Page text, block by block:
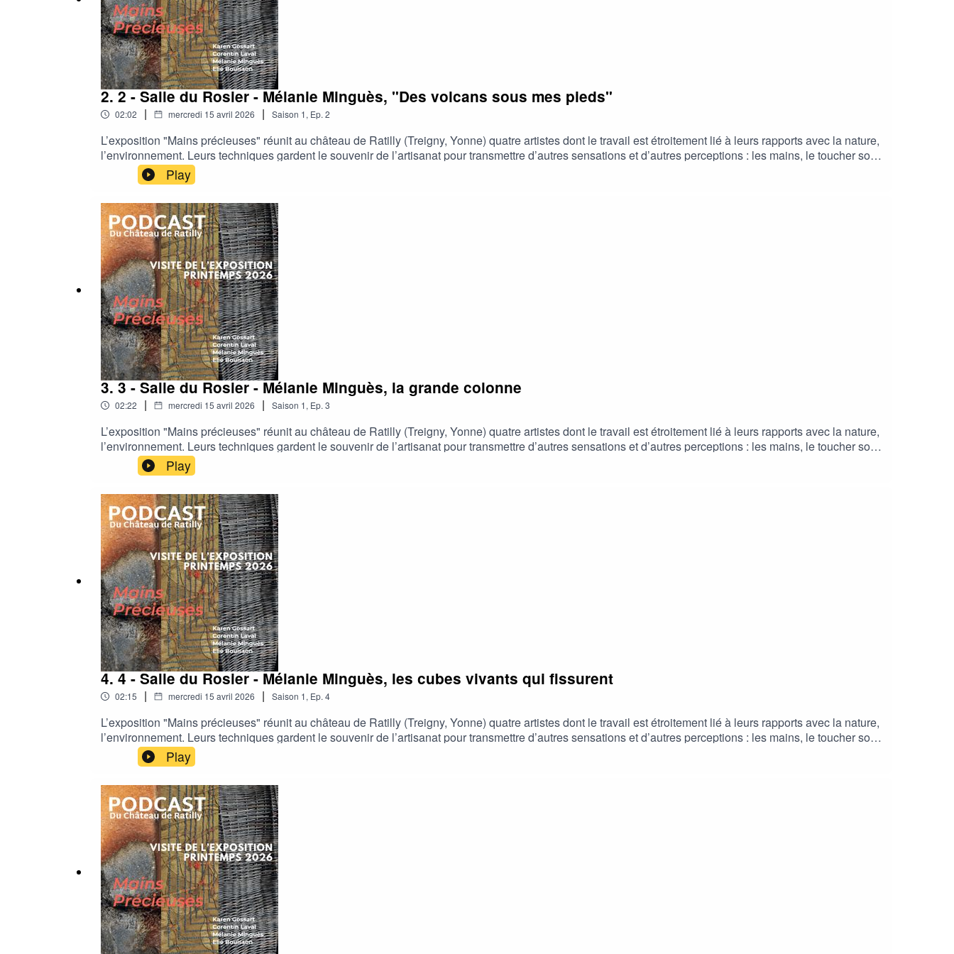
2. 2 - Salle du Rosier - Mélanie Minguès, "Des volcans sous mes pieds"
02:02 | mercredi 15 avril 2026 | Saison 1, Ep. 2
L’exposition "Mains précieuses" réunit au château de Ratilly (Treigny, Yonne) quatre artistes dont le travail est étroitement lié à leurs rapports avec la nature,
l’environnement. Leurs techniques gardent le souvenir de l’artisanat pour transmettre d’autres sensations et d’autres perceptions : les mains, le toucher sont
essentiels dans leur processus de création.
Play
3. 3 - Salle du Rosier - Mélanie Minguès, la grande colonne
02:22 | mercredi 15 avril 2026 | Saison 1, Ep. 3
L’exposition "Mains précieuses" réunit au château de Ratilly (Treigny, Yonne) quatre artistes dont le travail est étroitement lié à leurs rapports avec la nature,
l’environnement. Leurs techniques gardent le souvenir de l’artisanat pour transmettre d’autres sensations et d’autres perceptions : les mains, le toucher sont
essentiels dans leur processus de création.
Play
4. 4 - Salle du Rosier - Mélanie Minguès, les cubes vivants qui fissurent
02:15 | mercredi 15 avril 2026 | Saison 1, Ep. 4
L’exposition "Mains précieuses" réunit au château de Ratilly (Treigny, Yonne) quatre artistes dont le travail est étroitement lié à leurs rapports avec la nature,
l’environnement. Leurs techniques gardent le souvenir de l’artisanat pour transmettre d’autres sensations et d’autres perceptions : les mains, le toucher sont
essentiels dans leur processus de création.
Play